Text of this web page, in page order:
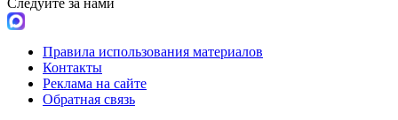
Следуйте за нами
Правила использования материалов
Контакты
Реклама на сайте
Обратная связь